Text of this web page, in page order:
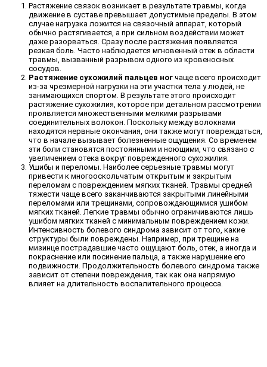
Растяжение связок возникает в результате травмы, когда
движение в суставе превышает допустимые пределы. В этом
случае нагрузка ложится на связочный аппарат, который
обычно растягивается, а при сильном воздействии может
даже разорваться. Сразу после растяжения появляется
резкая боль. Часто наблюдается мгновенный отек в области
травмы, вызванный разрывом одного из кровеносных
сосудов.
Растяжение сухожилий пальцев ног чаще всего происходит
из-за чрезмерной нагрузки на эти участки тела у людей, не
занимающихся спортом. В результате этого происходит
растяжение сухожилия, которое при детальном рассмотрении
проявляется множественными мелкими разрывами
соединительных волокон. Поскольку между волокнами
находятся нервные окончания, они также могут повреждаться,
что в начале вызывает болезненные ощущения. Со временем
эти боли становятся постоянными и ноющими, что связано с
увеличением отека вокруг поврежденного сухожилия.
Ушибы и переломы. Наиболее серьезные травмы могут
привести к многооскольчатым открытым и закрытым
переломам с повреждением мягких тканей. Травмы средней
тяжести чаще всего заканчиваются закрытыми линейными
переломами или трещинами, сопровождающимися ушибом
мягких тканей. Легкие травмы обычно ограничиваются лишь
ушибом мягких тканей с минимальным повреждением кожи.
Интенсивность болевого синдрома зависит от того, какие
структуры были повреждены. Например, при трещине на
мизинце пострадавшие часто ощущают боль, отек, а иногда и
покраснение или посинение пальца, а также нарушение его
подвижности. Продолжительность болевого синдрома также
зависит от степени повреждения, так как она напрямую
влияет на длительность воспалительного процесса.